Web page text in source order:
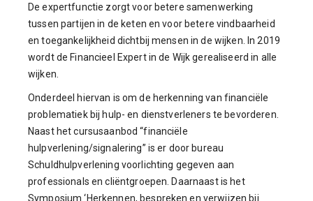
De expertfunctie zorgt voor betere samenwerking
tussen partijen in de keten en voor betere vindbaarheid
en toegankelijkheid dichtbij mensen in de wijken. In 2019
wordt de Financieel Expert in de Wijk gerealiseerd in alle
wijken.
Onderdeel hiervan is om de herkenning van financiële
problematiek bij hulp- en dienstverleners te bevorderen.
Naast het cursusaanbod “financiële
hulpverlening/signalering” is er door bureau
Schuldhulpverlening voorlichting gegeven aan
professionals en cliëntgroepen. Daarnaast is het
Symposium ‘Herkennen, bespreken en verwijzen bij